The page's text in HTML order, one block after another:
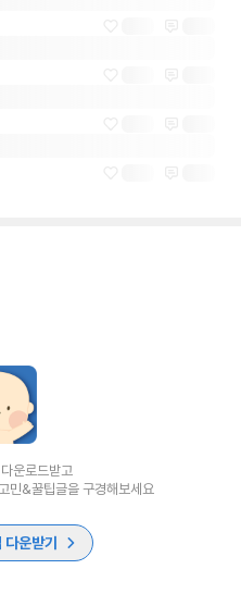
운로드받고
민&꿀팁글을 구경해보세요
운받기